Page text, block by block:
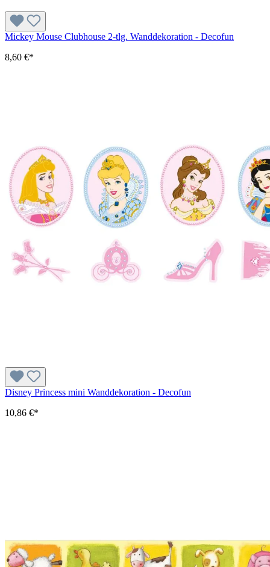
Mickey Mouse Clubhouse 2-tlg. Wanddekoration - Decofun
8,60 €*
Disney Princess mini Wanddekoration - Decofun
10,86 €*